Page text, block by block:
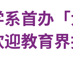
首办
教育